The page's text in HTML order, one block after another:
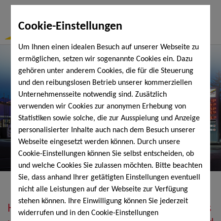
Cookie-Einstellungen
Um Ihnen einen idealen Besuch auf unserer Webseite zu
ermöglichen, setzen wir sogenannte Cookies ein. Dazu
gehören unter anderem Cookies, die für die Steuerung
und den reibungslosen Betrieb unserer kommerziellen
Unternehmensseite notwendig sind. Zusätzlich
verwenden wir Cookies zur anonymen Erhebung von
Statistiken sowie solche, die zur Ausspielung und Anzeige
personalisierter Inhalte auch nach dem Besuch unserer
Webseite eingesetzt werden können. Durch unsere
Cookie-Einstellungen können Sie selbst entscheiden, ob
und welche Cookies Sie zulassen möchten. Bitte beachten
Sie, dass anhand Ihrer getätigten Einstellungen eventuell
nicht alle Leistungen auf der Webseite zur Verfügung
stehen können. Ihre Einwilligung können Sie jederzeit
widerrufen und in den Cookie-Einstellungen
Heizöl, Diesel, Schmierstoffe, Holzpellets